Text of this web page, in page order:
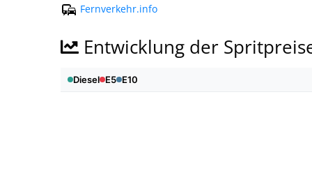
Fernverkehr.info
Entwicklung der